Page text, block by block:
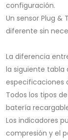
configuración.
Un sensor Plug
diferente sin
La diferencia
la siguiente tabla
especificaciones
Todos los tipos
batería
Los indicadores
compresión y el